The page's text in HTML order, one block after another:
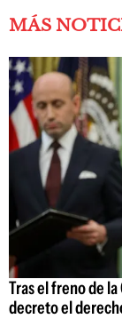
MÁS
Tras el freno de
decreto el